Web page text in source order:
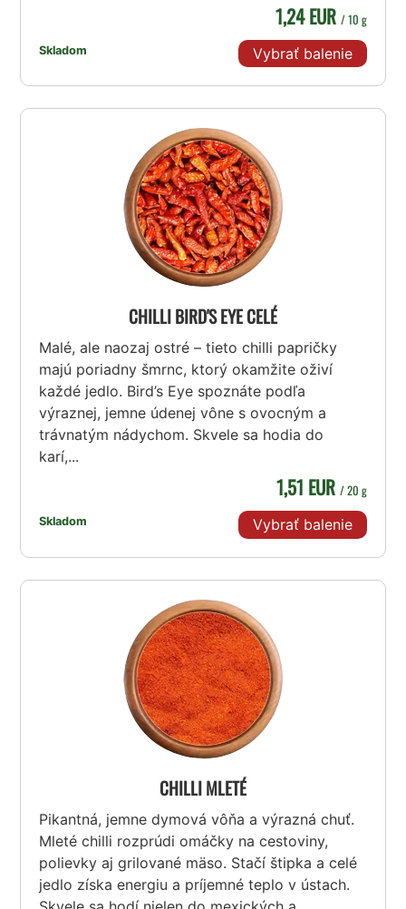
Skladom
1,24 EUR / 10 g
Vybrať balenie
CHILLI BIRD'S EYE CELÉ
Malé, ale naozaj ostré – tieto chilli papričky
majú poriadny šmrnc, ktorý okamžite oživí
každé jedlo. Bird’s Eye spoznáte podľa
výraznej, jemne údenej vône s ovocným a
trávnatým nádychom. Skvele sa hodia do
karí,...
Skladom
1,51 EUR / 20 g
Vybrať balenie
CHILLI MLETÉ
Pikantná, jemne dymová vôňa a výrazná chuť.
Mleté chilli rozprúdi omáčky na cestoviny,
polievky aj grilované mäso. Stačí štipka a celé
jedlo získa energiu a príjemné teplo v ústach.